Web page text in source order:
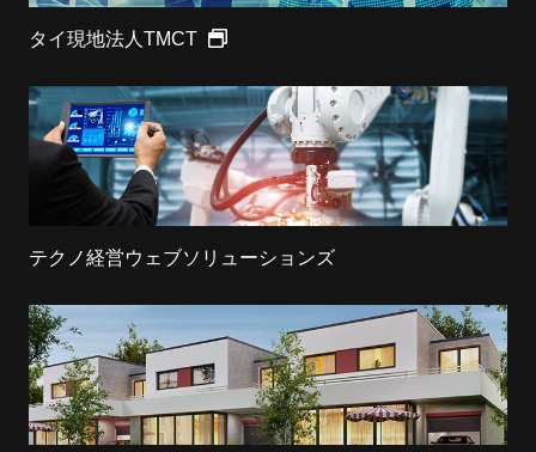
タイ現地法人TMCT
テクノ経営ウェブソリューションズ